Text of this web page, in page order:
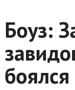
Боуз:
боялся